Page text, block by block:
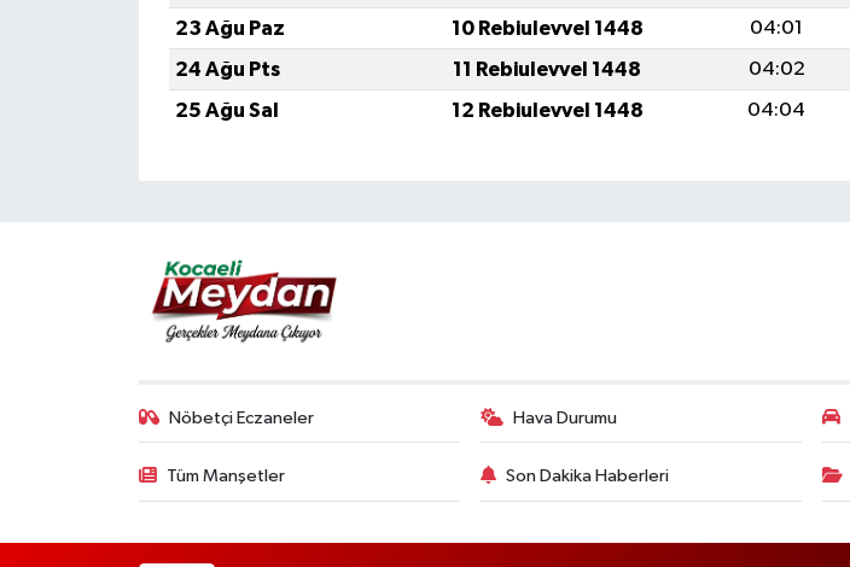
23 Ağu Paz
10 Rebiulevvel 1448 04:01
24 Ağu Pts
11 Rebiulevvel 1448 04:02
25 Ağu Sal
12 Rebiulevvel 1448 04:04
Nöbetçi Eczaneler Hava Durumu
Tüm Manşetler Son Dakika Haberleri